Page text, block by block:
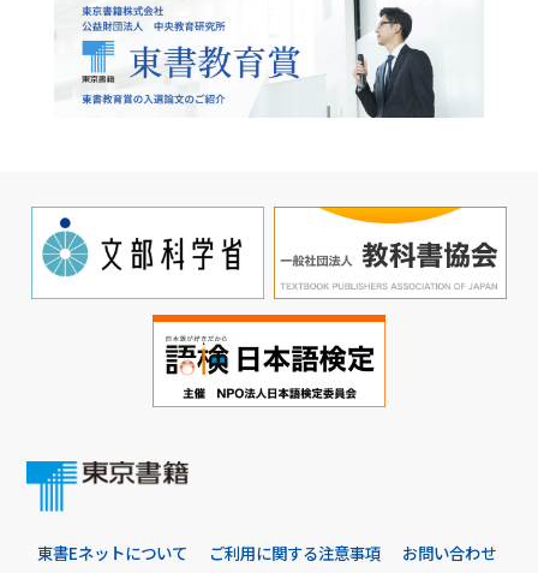
東書Eネットについて ご利用に関する注意事項
お問い合わせ